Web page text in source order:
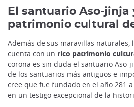
El santuario Aso-jinja
patrimonio cultural
Además de sus maravillas naturales,
cuenta con un rico patrimonio
corona es sin duda el santuario Aso-
de los santuarios más antiguos e
cree que fue fundado en el año 281
en un testigo excepcional de la